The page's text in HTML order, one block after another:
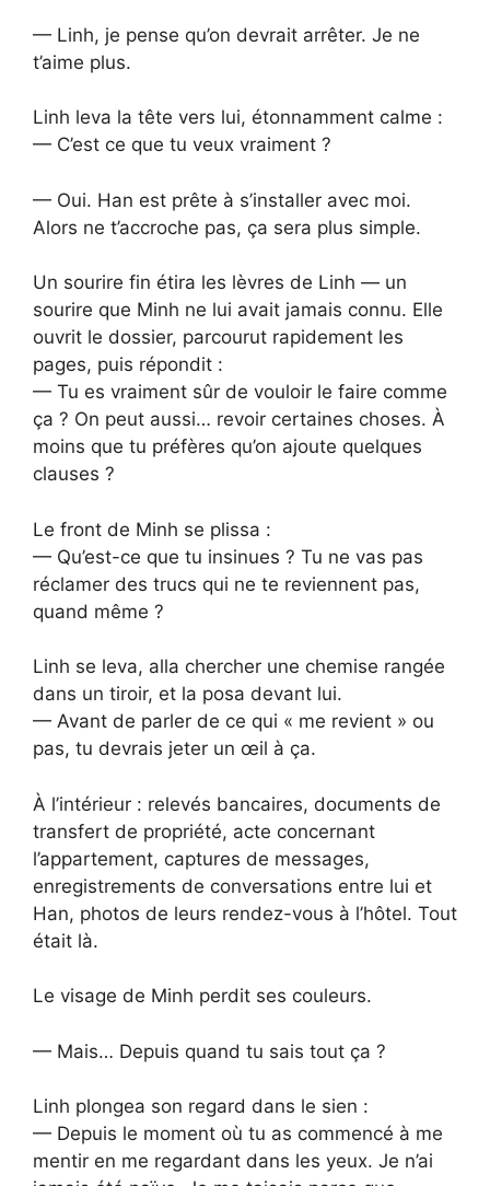
— Linh, je pense qu’on devrait arrêter. Je ne
t’aime plus.
Linh leva la tête vers lui, étonnamment calme :
— C’est ce que tu veux vraiment ?
— Oui. Han est prête à s’installer avec moi.
Alors ne t’accroche pas, ça sera plus simple.
Un sourire fin étira les lèvres de Linh — un
sourire que Minh ne lui avait jamais connu. Elle
ouvrit le dossier, parcourut rapidement les
pages, puis répondit :
— Tu es vraiment sûr de vouloir le faire comme
ça ? On peut aussi… revoir certaines choses. À
moins que tu préfères qu’on ajoute quelques
clauses ?
Le front de Minh se plissa :
— Qu’est-ce que tu insinues ? Tu ne vas pas
réclamer des trucs qui ne te reviennent pas,
quand même ?
Linh se leva, alla chercher une chemise rangée
dans un tiroir, et la posa devant lui.
— Avant de parler de ce qui « me revient » ou
pas, tu devrais jeter un œil à ça.
À l’intérieur : relevés bancaires, documents de
transfert de propriété, acte concernant
l’appartement, captures de messages,
enregistrements de conversations entre lui et
Han, photos de leurs rendez-vous à l’hôtel. Tout
était là.
Le visage de Minh perdit ses couleurs.
— Mais… Depuis quand tu sais tout ça ?
Linh plongea son regard dans le sien :
— Depuis le moment où tu as commencé à me
mentir en me regardant dans les yeux. Je n’ai